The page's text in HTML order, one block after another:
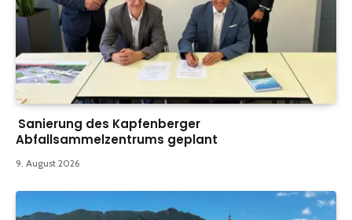
Sanierung des Kapfenberger
Abfallsammelzentrums geplant
9. August 2026